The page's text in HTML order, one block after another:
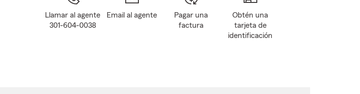
Llamar al agente
301-604-0038
Email al agente
Pagar una
factura
Obtén una
tarjeta de
identificación